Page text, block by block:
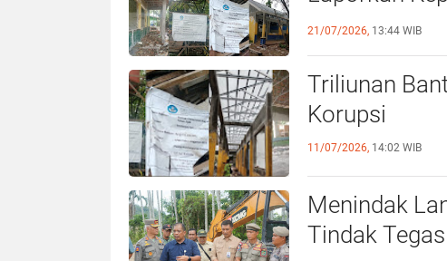
21/07/2026, 13:44 WIB
Triliunan
Korupsi
11/07/2026, 14:02 WIB
Menindak
Tindak